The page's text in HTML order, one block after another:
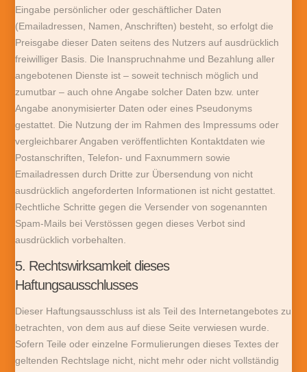
Eingabe persönlicher oder geschäftlicher Daten
(Emailadressen, Namen, Anschriften) besteht, so erfolgt die
Preisgabe dieser Daten seitens des Nutzers auf ausdrücklich
freiwilliger Basis. Die Inanspruchnahme und Bezahlung aller
angebotenen Dienste ist – soweit technisch möglich und
zumutbar – auch ohne Angabe solcher Daten bzw. unter
Angabe anonymisierter Daten oder eines Pseudonyms
gestattet. Die Nutzung der im Rahmen des Impressums oder
vergleichbarer Angaben veröffentlichten Kontaktdaten wie
Postanschriften, Telefon- und Faxnummern sowie
Emailadressen durch Dritte zur Übersendung von nicht
ausdrücklich angeforderten Informationen ist nicht gestattet.
Rechtliche Schritte gegen die Versender von sogenannten
Spam-Mails bei Verstössen gegen dieses Verbot sind
ausdrücklich vorbehalten.
5. Rechtswirksamkeit dieses
Haftungsausschlusses
Dieser Haftungsausschluss ist als Teil des Internetangebotes zu
betrachten, von dem aus auf diese Seite verwiesen wurde.
Sofern Teile oder einzelne Formulierungen dieses Textes der
geltenden Rechtslage nicht, nicht mehr oder nicht vollständig